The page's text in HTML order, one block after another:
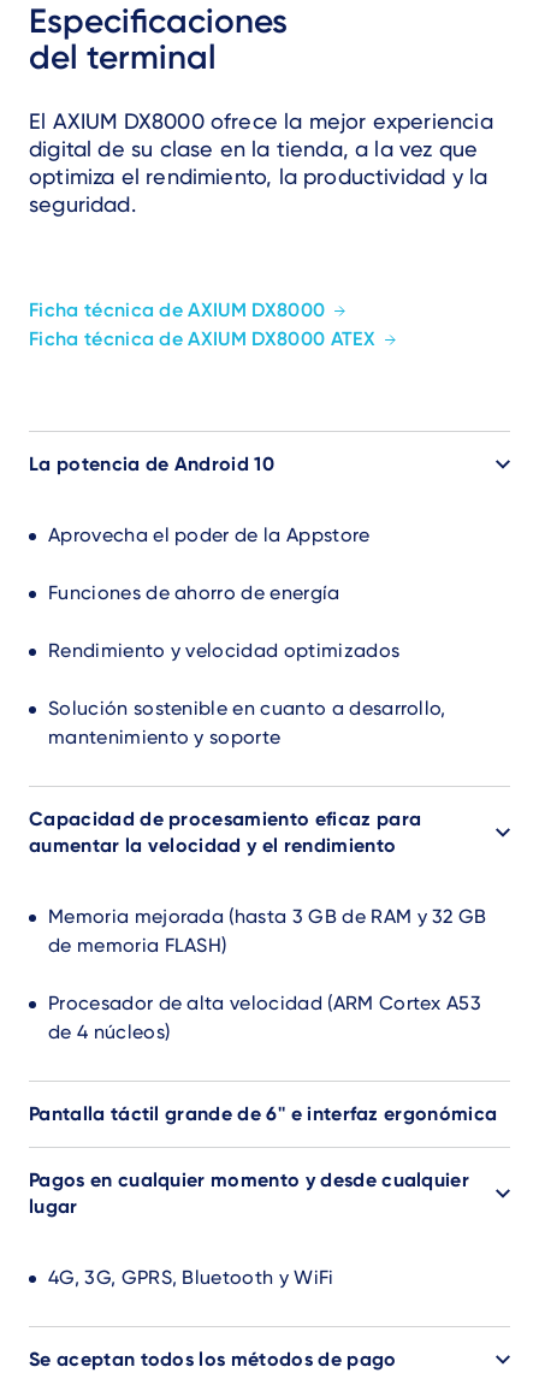
Especificaciones
del terminal
El AXIUM DX8000 ofrece la mejor experiencia
digital de su clase en la tienda, a la vez que
optimiza el rendimiento, la productividad y la
seguridad.
Ficha técnica de AXIUM DX8000
Ficha técnica de AXIUM DX8000 ATEX
La potencia de Android 10
Aprovecha el poder de la Appstore
Funciones de ahorro de energía
Rendimiento y velocidad optimizados
Solución sostenible en cuanto a desarrollo,
mantenimiento y soporte
Capacidad de procesamiento eficaz para
aumentar la velocidad y el rendimiento
Memoria mejorada (hasta 3 GB de RAM y 32 GB
de memoria FLASH)
Procesador de alta velocidad (ARM Cortex A53
de 4 núcleos)
Pantalla táctil grande de 6'' e interfaz ergonómica
Pagos en cualquier momento y desde cualquier
lugar
4G, 3G, GPRS, Bluetooth y WiFi
Se aceptan todos los métodos de pago